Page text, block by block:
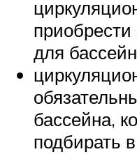
для
бассейна,
подбирать